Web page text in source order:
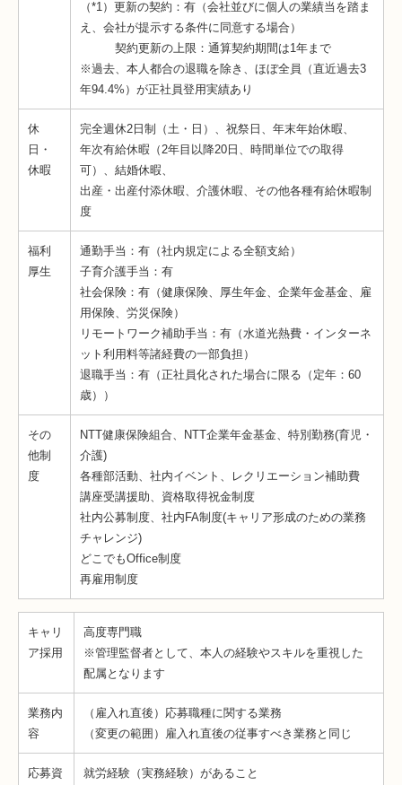
（*1）更新の契約：有（会社並びに個人の業績当を踏ま
え、会社が提示する条件に同意する場合）
契約更新の上限：通算契約期間は1年まで
※過去、本人都合の退職を除き、ほぼ全員（直近過去3
年94.4%）が正社員登用実績あり
休
日・
休暇
完全週休2日制（土・日）、祝祭日、年末年始休暇、
年次有給休暇（2年目以降20日、時間単位での取得
可）、結婚休暇、
出産・出産付添休暇、介護休暇、その他各種有給休暇制
度
福利
厚生
通勤手当：有（社内規定による全額支給）
子育介護手当：有
社会保険：有（健康保険、厚生年金、企業年金基金、雇
用保険、労災保険）
リモートワーク補助手当：有（水道光熱費・インターネ
ット利用料等諸経費の一部負担）
退職手当：有（正社員化された場合に限る（定年：60
歳））
その
他制
度
NTT健康保険組合、NTT企業年金基金、特別勤務(育児・
介護)
各種部活動、社内イベント、レクリエーション補助費
講座受講援助、資格取得祝金制度
社内公募制度、社内FA制度(キャリア形成のための業務
チャレンジ)
どこでもOffice制度
再雇用制度
キャリ
ア採用
高度専門職
※管理監督者として、本人の経験やスキルを重視した
配属となります
業務内
容
（雇入れ直後）応募職種に関する業務
（変更の範囲）雇入れ直後の従事すべき業務と同じ
応募資
就労経験（実務経験）があること